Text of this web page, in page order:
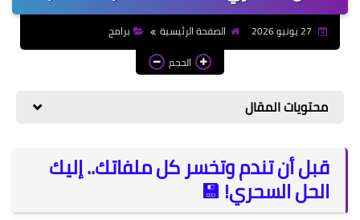
برامح
تطبيقات
الهواتف المحمولة
الصفحة الرئيسية
برامج
الحجم
محتويات المقال
قبل أن تندم وتخسر كل ملفاتك.. إليك
الحل السحري! 💾